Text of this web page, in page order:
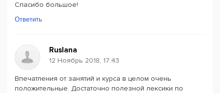
Спасибо большое!
Ответить
Ruslana
12 Ноябрь 2018, 17:43
Впечатления от занятий и курса в целом очень
положительные. Достаточно полезной лексики по